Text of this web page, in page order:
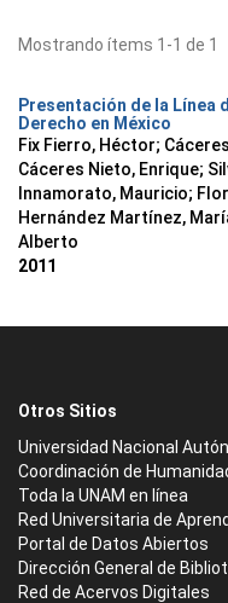
Mostrando ítems 1-1 de 1
Presentación de la Línea
Derecho en México
Fix Fierro, Héctor;
Cáceres Nieto, Enrique;
Innamorato, Mauricio;
Hernández Martínez,
Alberto
2011
Otros Sitios
Universidad Nacional
Coordinación de
Toda la UNAM en línea
Red Universitaria de
Portal de Datos Abiertos
Dirección General de
Red de Acervos Digitales